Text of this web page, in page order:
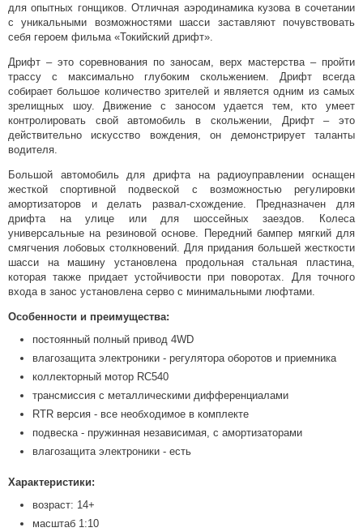
для опытных гонщиков. Отличная аэродинамика кузова в сочетании
с уникальными возможностями шасси заставляют почувствовать
себя героем фильма «Токийский дрифт».
Дрифт – это соревнования по заносам, верх мастерства – пройти
трассу с максимально глубоким скольжением. Дрифт всегда
собирает большое количество зрителей и является одним из самых
зрелищных шоу. Движение с заносом удается тем, кто умеет
контролировать свой автомобиль в скольжении, Дрифт – это
действительно искусство вождения, он демонстрирует таланты
водителя.
Большой автомобиль для дрифта на радиоуправлении оснащен
жесткой спортивной подвеской с возможностью регулировки
амортизаторов и делать развал-схождение. Предназначен для
дрифта на улице или для шоссейных заездов. Колеса
универсальные на резиновой основе. Передний бампер мягкий для
смягчения лобовых столкновений. Для придания большей жесткости
шасси на машину установлена продольная стальная пластина,
которая также придает устойчивости при поворотах. Для точного
входа в занос установлена серво с минимальными люфтами.
Особенности и преимущества:
постоянный полный привод 4WD
влагозащита электроники - регулятора оборотов и приемника
коллекторный мотор RC540
трансмиссия с металлическими дифференциалами
RTR версия - все необходимое в комплекте
подвеска - пружинная независимая, с амортизаторами
влагозащита электроники - есть
Характеристики:
возраст: 14+
масштаб 1:10